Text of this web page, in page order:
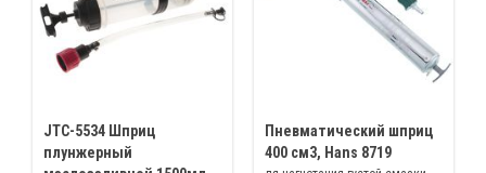
JTC-5534 Шприц
плунжерный
Пневматический шприц
400 см3, Hans 8719